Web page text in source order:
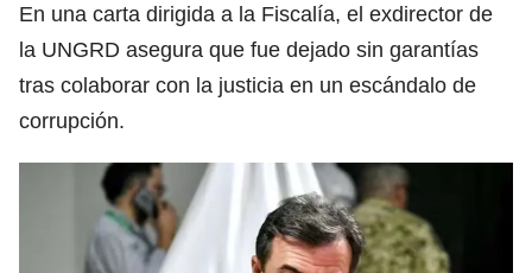
En una carta dirigida a la Fiscalía, el exdirector de
la UNGRD asegura que fue dejado sin garantías
tras colaborar con la justicia en un escándalo de
corrupción.